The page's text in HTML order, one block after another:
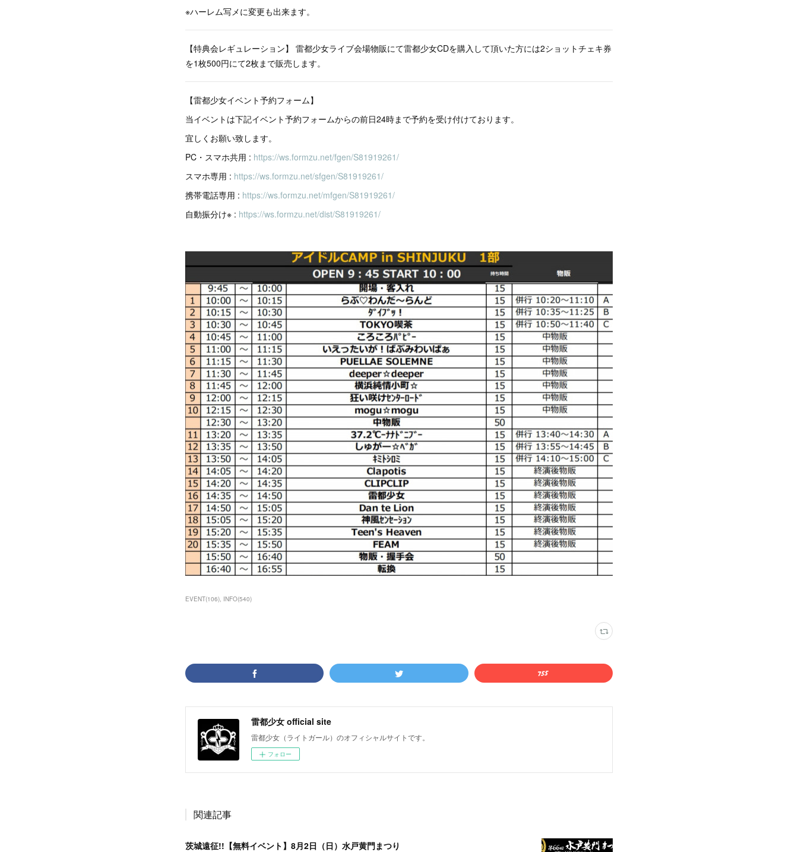
※ハーレム写メに変更も出来ます。
【特典会レギュレーション】 雷都少女ライブ会場物販にて雷都少女CDを購入して頂いた方には2ショットチェキ券
を1枚500円にて2枚まで販売します。
【雷都少女イベント予約フォーム】
当イベントは下記イベント予約フォームからの前日24時まで予約を受け付けております。
宜しくお願い致します。
PC・スマホ共用 : https://ws.formzu.net/fgen/S81919261/
スマホ専用 : https://ws.formzu.net/sfgen/S81919261/
携帯電話専用 : https://ws.formzu.net/mfgen/S81919261/
自動振分け※ : https://ws.formzu.net/dist/S81919261/
EVENT(106) INFO(540)
雷都少女 official site
雷都少女（ライトガール）のオフィシャルサイトです。
フォロー
関連記事
茨城遠征!!【無料イベント】8月2日（日）水戸黄門まつり